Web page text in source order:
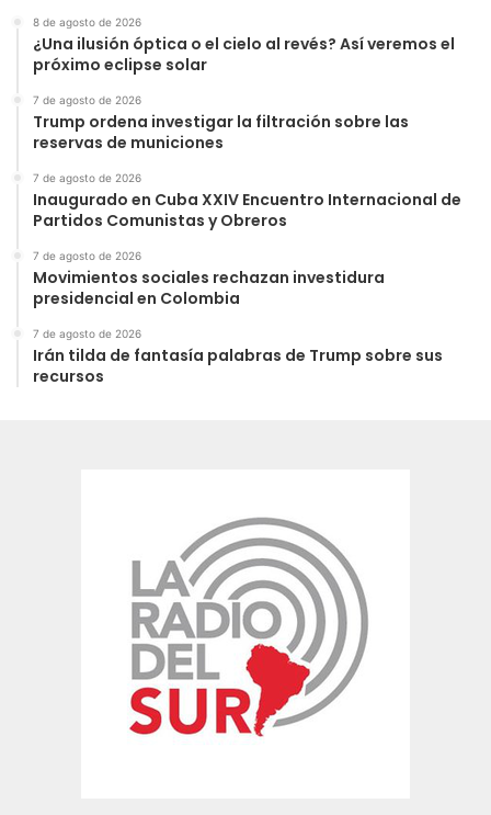
8 de agosto de 2026
¿Una ilusión óptica o el cielo al revés? Así veremos el
próximo eclipse solar
7 de agosto de 2026
Trump ordena investigar la filtración sobre las
reservas de municiones
7 de agosto de 2026
Inaugurado en Cuba XXIV Encuentro Internacional de
Partidos Comunistas y Obreros
7 de agosto de 2026
Movimientos sociales rechazan investidura
presidencial en Colombia
7 de agosto de 2026
Irán tilda de fantasía palabras de Trump sobre sus
recursos